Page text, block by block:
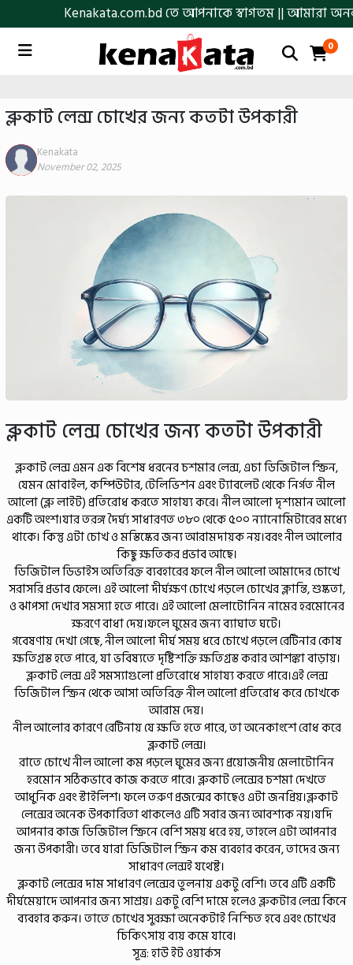
Kenakata.com.bd তে আপনাকে স্বাগতম || আমারা
0
ব্লুকাট লেন্স চোখের জন্য কতটা উপকারী
Kenakata
November 02, 2025
ব্লুকাট লেন্স চোখের জন্য কতটা উপকারী
ব্লুকাট লেন্স এমন এক বিশেষ ধরনের চশমার লেন্স, এচা ডিজিটাল স্ক্রিন,
যেমন মোবাইল, কম্পিউটার, টেলিভিশন এবং ট্যাবলেট থেকে নির্গত নীল
আলো (ব্লু লাইট) প্রতিরোধ করতে সাহায্য করে। নীল আলো দৃশ্যমান আলো
একটি অংশ।যার তরঙ্গ দৈর্ঘ্য সাধারণত ৩৮০ থেকে ৫০০ ন্যানোমিটারের মধ্যে
থাকে। কিন্তু এটা চোখ ও মস্তিষ্কের জন্য আরামদায়ক নয়।বরং নীল আলোর
কিছু ক্ষতিকর প্রভাব আছে।
ডিজিটাল ডিভাইস অতিরিক্ত ব্যবহারের ফলে নীল আলো আমাদের চোখে
সরাসরি প্রভাব ফেলে। এই আলো দীর্ঘক্ষণ চোখে পড়লে চোখের ক্লান্তি, শুষ্কতা,
ও ঝাপসা দেখার সমস্যা হতে পারে। এই আলো মেলাটোনিন নামের হরমোনের
ক্ষরণে বাধা দেয়।ফলে ঘুমের জন্য ব্যাঘাত ঘটে।
গবেষণায় দেখা গেছে, নীল আলো দীর্ঘ সময় ধরে চোখে পড়লে রেটিনার কোষ
ক্ষতিগ্রস্ত হতে পারে, যা ভবিষ্যতে দৃষ্টিশক্তি ক্ষতিগ্রস্ত করার আশঙ্কা বাড়ায়।
ব্লুকাট লেন্স এই সমস্যাগুলো প্রতিরোধে সাহায্য করতে পারে।এই লেন্স
ডিজিটাল স্ক্রিন থেকে আসা অতিরিক্ত নীল আলো প্রতিরোধ করে চোখকে
আরাম দেয়।
নীল আলোর কারণে রেটিনায় যে ক্ষতি হতে পারে, তা অনেকাংশে রোধ করে
ব্লুকাট লেন্স।
রাতে চোখে নীল আলো কম পড়লে ঘুমের জন্য প্রয়োজনীয় মেলাটোনিন
হরমোন সঠিকভাবে কাজ করতে পারে। ব্লুকাট লেন্সের চশমা দেখতে
আধুনিক এবং স্টাইলিশ। ফলে তরুণ প্রজন্মের কাছেও এটা জনপ্রিয়।ব্লুকাট
লেন্সের অনেক উপকারিতা থাকলেও এটি সবার জন্য আবশ্যক নয়।যদি
আপনার কাজ ডিজিটাল স্ক্রিনে বেশি সময় ধরে হয়, তাহলে এটা আপনার
জন্য উপকারী। তবে যারা ডিজিটাল স্ক্রিন কম ব্যবহার করেন, তাদের জন্য
সাধারণ লেন্সই যথেষ্ট।
ব্লুকাট লেন্সের দাম সাধারণ লেন্সের তুলনায় একটু বেশি। তবে এটি একটি
দীর্ঘমেয়াদে আপনার জন্য সাশ্রয়। একটু বেশি দামে হলেও ব্লুকটার লেন্স কিনে
ব্যবহার করুন। তাতে চোখের সুরক্ষা অনেকটাই নিশ্চিত হবে এবং চোখের
চিকিৎসায় ব্যয় কমে যাবে।
সূত্র: হাউ ইট ওয়ার্কস